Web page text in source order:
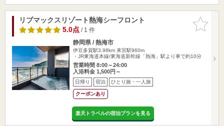
お気に入
りに追加
リブマックスリゾート熱海シーフロント
5.0点/ 1 件
静岡県 / 熱海市
伊豆多賀駅3.98km 来宮駅960m
・JR東海道本線/東海道新幹線「熱海」駅より車で約10分
営業時間 8:00～24:00
入浴料金 1,500円～
日帰り 宿泊 ひとり旅・一人旅
クーポンあり
楽天トラベルの宿泊プランを見る